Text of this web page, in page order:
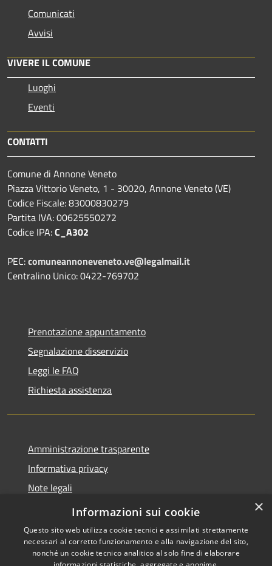
Comunicati
Avvisi
VIVERE IL COMUNE
Luoghi
Eventi
CONTATTI
Comune di Annone Veneto
Piazza Vittorio Veneto, 1 - 30020, Annone Veneto (VE)
Codice Fiscale: 83000830279
Partita IVA: 00625550272
Codice IPA:C_A302
PEC:comuneannoneveneto.ve@legalmail.it
Centralino Unico: 0422-769702
Prenotazione appuntamento
Segnalazione disservizio
Leggi le FAQ
Richiesta assistenza
Amministrazione trasparente
Informativa privacy
Note legali
Dichiarazione di accessibilità
×
Informazioni sui cookie
Questo sito web utilizza cookie tecnici e assimilati strettamente
necessari al corretto funzionamento e alla navigazione del sito,
nonché un cookie tecnico analitico al solo fine di elaborare